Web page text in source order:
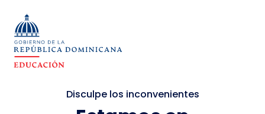
Disculpe los inconvenientes